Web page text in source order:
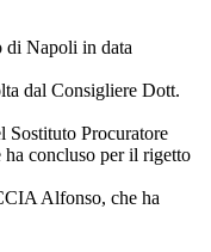
di Napoli in data
dal Consigliere Dott.
Procuratore
concluso per il rigetto
Alfonso, che ha